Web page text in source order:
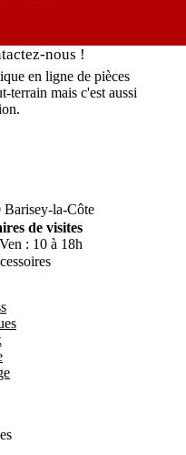
nous !
en ligne de pièces
terrain mais c'est aussi
la-Côte
de visites
: 10 à 18h